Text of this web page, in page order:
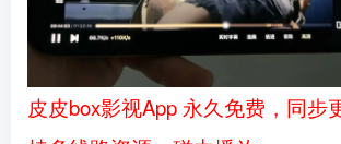
皮皮box影视App 永久免费，同步